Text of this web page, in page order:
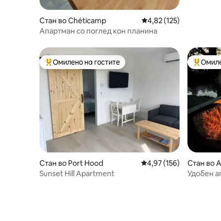
Стан во Chéticamp Просечна оцена: 4,82
4,82 (125)
Апартман со поглед кон планина
Меѓу најуспешните „Омилени на гостите“
Омилено на гостите
Стан во Port Hood Просечна оцена: 4,97
4,97 (156)
Sunset Hill Apartment
Меѓу
Стан во
Удобен